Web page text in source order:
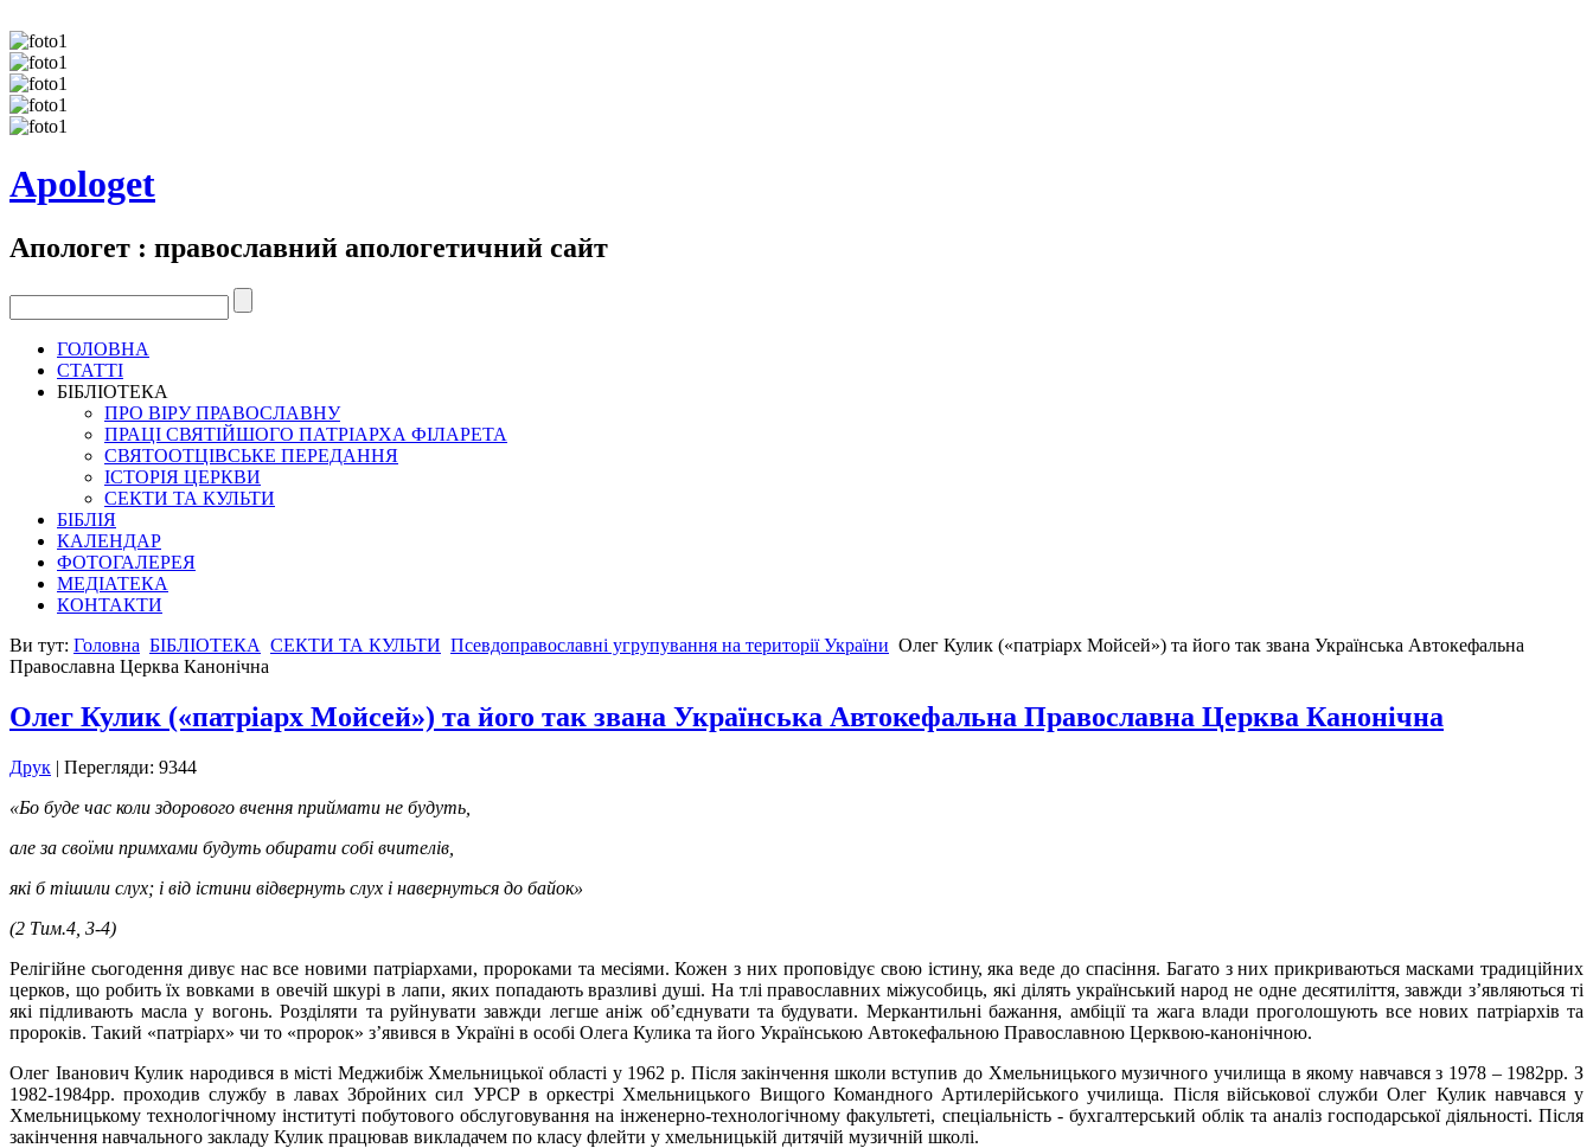
Apologet
Апологет : православний апологетичний сайт
ГОЛОВНА
СТАТТІ
БІБЛІОТЕКА
ПРО ВІРУ ПРАВОСЛАВНУ
ПРАЦІ СВЯТІЙШОГО ПАТРІАРХА ФІЛАРЕТА
СВЯТООТЦІВСЬКЕ ПЕРЕДАННЯ
ІСТОРІЯ ЦЕРКВИ
СЕКТИ ТА КУЛЬТИ
БІБЛІЯ
КАЛЕНДАР
ФОТОГАЛЕРЕЯ
МЕДІАТЕКА
КОНТАКТИ
Ви тут: Головна БІБЛІОТЕКА СЕКТИ ТА КУЛЬТИ Псевдоправославні угрупування на території України Олег Кулик («патріарх Мойсей») та його так звана Українська Автокефальна
Православна Церква Канонічна
Олег Кулик («патріарх Мойсей») та його так звана Українська Автокефальна Православна Церква Канонічна
Друк | Перегляди: 9344
«Бо буде час коли здорового вчення приймати не будуть,
але за своїми примхами будуть обирати собі вчителів,
які б тішили слух; і від істини відвернуть слух і навернуться до байок»
(2 Тим.4, 3-4)
Релігійне сьогодення дивує нас все новими патріархами, пророками та месіями. Кожен з них проповідує свою істину, яка веде до спасіння. Багато з них прикриваються масками традиційних
церков, що робить їх вовками в овечій шкурі в лапи, яких попадають вразливі душі. На тлі православних міжусобиць, які ділять український народ не одне десятиліття, завжди з’являються ті
які підливають масла у вогонь. Розділяти та руйнувати завжди легше аніж об’єднувати та будувати. Меркантильні бажання, амбіції та жага влади проголошують все нових патріархів та
пророків. Такий «патріарх» чи то «пророк» з’явився в Україні в особі Олега Кулика та його Українською Автокефальною Православною Церквою-канонічною.
Олег Іванович Кулик народився в місті Меджибіж Хмельницької області у 1962 р. Після закінчення школи вступив до Хмельницького музичного училища в якому навчався з 1978 – 1982рр. З
1982-1984рр. проходив службу в лавах Збройних сил УРСР в оркестрі Хмельницького Вищого Командного Артилерійського училища. Після військової служби Олег Кулик навчався у
Хмельницькому технологічному інституті побутового обслуговування на інженерно-технологічному факультеті, спеціальність - бухгалтерський облік та аналіз господарської діяльності. Після
закінчення навчального закладу Кулик працював викладачем по класу флейти у хмельницькій дитячій музичній школі.